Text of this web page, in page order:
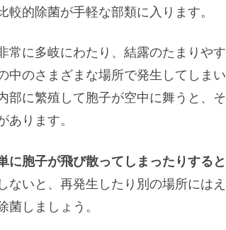
的除菌が手軽な部類に入ります。
常に多岐にわたり、結露のたまりやす
中のさまざまな場所で発生してしまい
部に繁殖して胞子が空中に舞うと、そ
あります。
に胞子が飛び散ってしまったりすると
いと、再発生したり別の場所にはえ
しましょう。